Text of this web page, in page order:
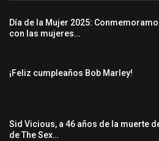
Día de la Mujer 2025:
con las mujeres…
¡Feliz cumpleaños Bob Marley!
Sid Vicious, a 46 años de la muerte
de The Sex…